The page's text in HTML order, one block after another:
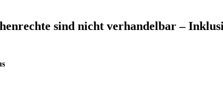
sind nicht verhandelbar –